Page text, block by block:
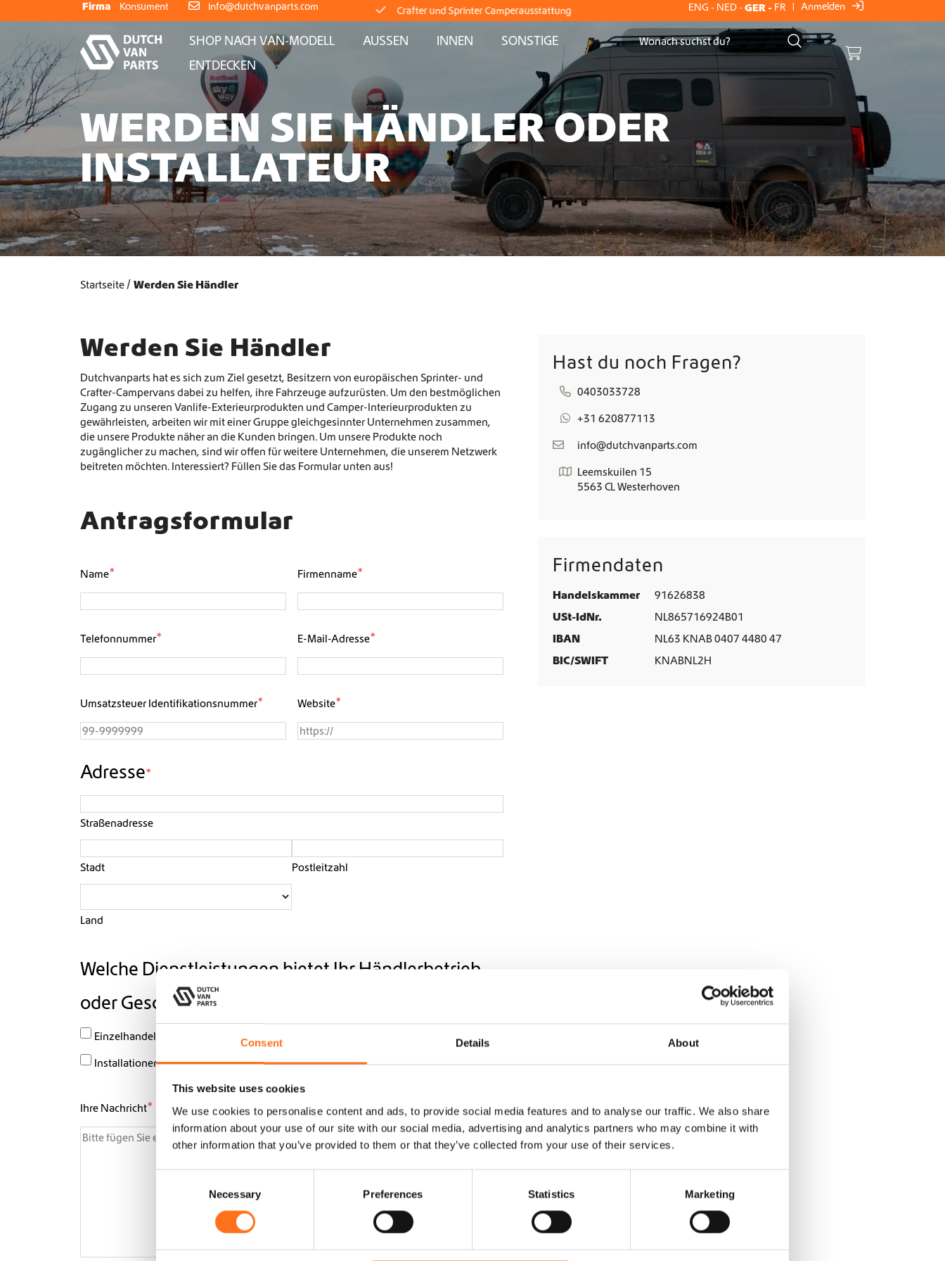
Consent Details About
This website uses cookies
We use cookies to personalise content and ads, to provide social media features and to analyse our traffic. We also share
information about your use of our site with our social media, advertising and analytics partners who may combine it with
other information that you’ve provided to them or that they’ve collected from your use of their services.
Necessary Preferences Statistics Marketing
Firma Konsument info@dutchvanparts.com
Crafter und Sprinter Camperausstattung
Lieferung direkt ab Lager
Weltweiter Versand
Crafter und Sprinter Camperausstattung
Crafter und Sprinter Camperausstattung
ENG - NED -GER - FR | Anmelden
SHOP NACH VAN-MODELL AUSSEN INNEN
SONSTIGE
ENTDECKEN
Cart
WERDEN SIE HÄNDLER ODER
INSTALLATEUR
Startseite Werden Sie Händler
Werden Sie Händler
Dutchvanparts hat es sich zum Ziel gesetzt, Besitzern von europäischen Sprinter- und
Crafter-Campervans dabei zu helfen, ihre Fahrzeuge aufzurüsten. Um den bestmöglichen
Zugang zu unseren Vanlife-Exterieurprodukten und Camper-Interieurprodukten zu
gewährleisten, arbeiten wir mit einer Gruppe gleichgesinnter Unternehmen zusammen,
die unsere Produkte näher an die Kunden bringen. Um unsere Produkte noch
zugänglicher zu machen, sind wir offen für weitere Unternehmen, die unserem Netzwerk
beitreten möchten. Interessiert? Füllen Sie das Formular unten aus!
Antragsformular
Name* Firmenname*
Telefonnummer* E-Mail-Adresse*
Umsatzsteuer Identifikationsnummer* Website*
Adresse*
Straßenadresse
Stadt Postleitzahl
Land
Welche Dienstleistungen bietet Ihr Händlerbetrieb
oder Geschäft an?
Einzelhandel (physische Produktansicht)
Installationen Andere (bitte unten angeben)
Ihre Nachricht*
Hast du noch Fragen?
0403033728
+31 620877113
info@dutchvanparts.com
Leemskuilen 15
5563 CL Westerhoven
Firmendaten
Handelskammer
91626838
USt-IdNr.
NL865716924B01
IBAN
NL63 KNAB 0407 4480 47
BIC/SWIFT
KNABNL2H